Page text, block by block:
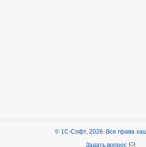
© 1С-Софт, 2026. Все права
Задать вопрос